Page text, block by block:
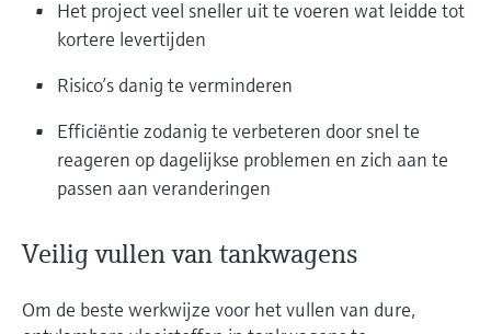
Het project veel sneller uit te voeren wat leidde tot
kortere levertijden
Risico’s danig te verminderen
Efficiëntie zodanig te verbeteren door snel te
reageren op dagelijkse problemen en zich aan te
passen aan veranderingen
Veilig vullen van tankwagens
Om de beste werkwijze voor het vullen van dure,